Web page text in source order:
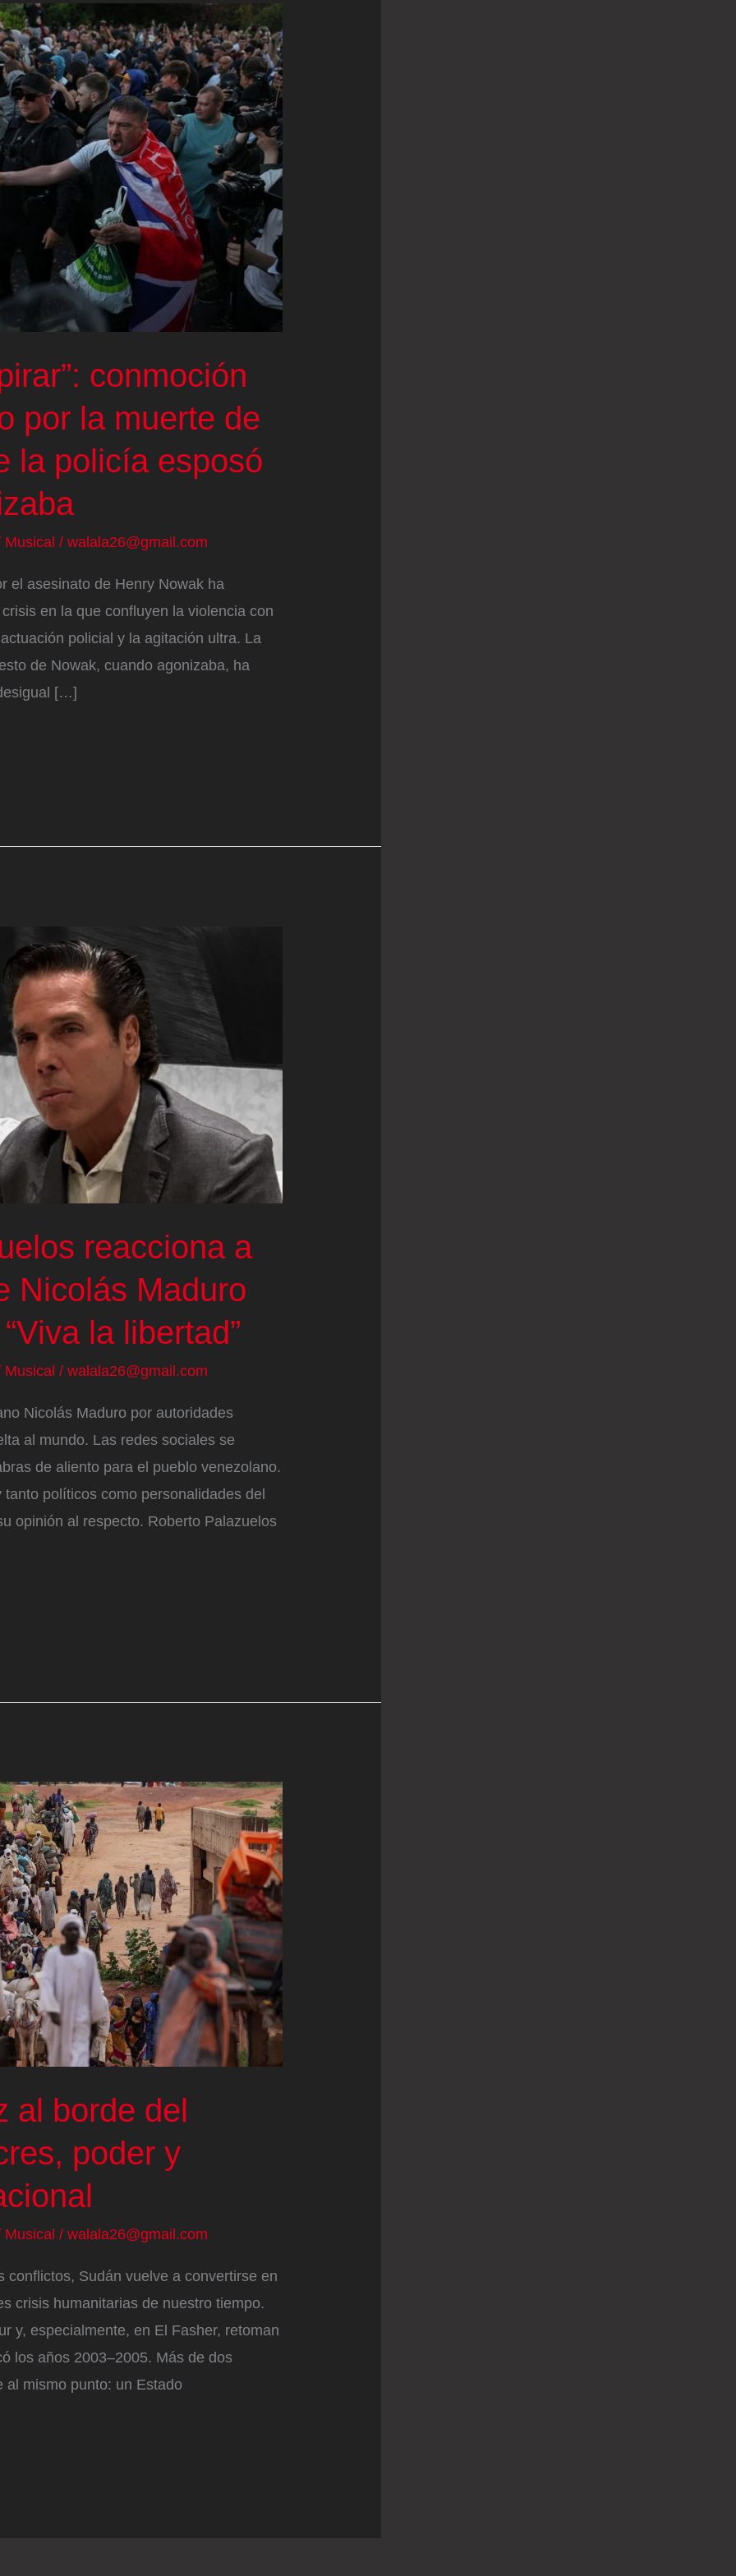
conmoción
por la muerte de
la policía esposó
Musical / walala26@gmail.com
el asesinato de Henry Nowak ha
en la que confluyen la violencia con
policial y la agitación ultra. La
de Nowak, cuando agonizaba, ha
[…]
reacciona a
Nicolás Maduro
la libertad”
Musical / walala26@gmail.com
Nicolás Maduro por autoridades
al mundo. Las redes sociales se
de aliento para el pueblo venezolano.
políticos como personalidades del
opinión al respecto. Roberto Palazuelos
al borde del
poder y
Musical / walala26@gmail.com
conflictos, Sudán vuelve a convertirse en
crisis humanitarias de nuestro tiempo.
y, especialmente, en El Fasher, retoman
los años 2003–2005. Más de dos
al mismo punto: un Estado